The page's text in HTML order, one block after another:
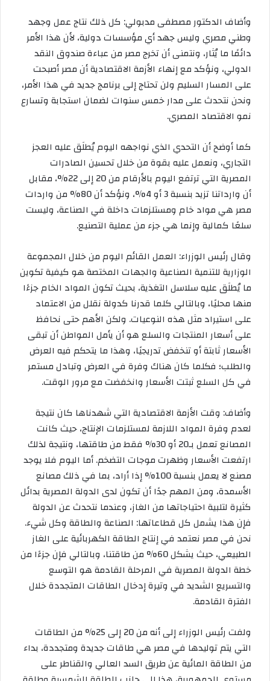
وأضاف الدكتور مصطفى مدبولي: كل ذلك نتاج عمل وجهد
وطني مصري وليس جهد أي مؤسسات دولية، لأن هذا الأمر
دائمًا ما يُثار، ونتمنى أن تخرج مصر من عباءة صندوق النقد
الدولي، ونؤكد مع إنهاء الأزمة الاقتصادية أن مصر أصبحت
على المسار السليم ولن تحتاج إلى برنامج جديد في هذا الأمر،
ونحن نتحدث على مدار خمس سنوات لضمان استجابة وتسارع
نمو الاقتصاد المصري.
كما أوضح أن التحدي الذي نواجهه اليوم يُطلَق عليه العجز
التجاري، ونعمل عليه بقوة من خلال تحسين الصادرات
المصرية التي ترتفع اليوم بالأرقام من 20 إلى 22%، مقابل
أن وارداتنا تزيد بنسبة 3 أو 4%، ونؤكد أن 80% من واردات
مصر هي مواد خام ومستلزمات داخلة في الصناعة، وليست
سلعًا كمالية وإنما هي جزء من عملية التصنيع.
وقال رئيس الوزراء: العمل القائم اليوم من خلال المجموعة
الوزارية للتنمية الصناعية والجهات المختصة هو كيفية تكوين
ما يُطلَق عليه سلاسل التغذية، بحيث تكون المواد الخام جزءًا
منها محليًا، وبالتالي كلما قدرنا كدولة نقلل من الاعتماد
على استيراد مثل هذه النوعيات. ولكن الأهم حتى نحافظ
على أسعار المنتجات والسلع هو أن يأمل المواطن أن تبقى
الأسعار ثابتة أو تنخفض تدريجيًا، وهذا ما يتحكم فيه العرض
والطلب؛ فكلما كان هناك وفرة في العرض وتبادل مستمر
في كل السلع ثبتت الأسعار وانخفضت مع مرور الوقت.
وأضاف: وقت الأزمة الاقتصادية التي شهدناها كان نتيجة
لعدم وفرة المواد اللازمة لمستلزمات الإنتاج، حيث كانت
المصانع تعمل بـ20 أو 30% فقط من طاقتها، ونتيجة لذلك
ارتفعت الأسعار وظهرت موجات التضخم. أما اليوم فلا يوجد
مصنع لا يعمل بنسبة 100% إذا أراد، بما في ذلك مصانع
الأسمدة، ومن المهم جدًا أن تكون لدى الدولة المصرية بدائل
كثيرة لتلبية احتياجاتها من الغاز، وعندما نتحدث عن الدولة
فإن هذا يشمل كل قطاعاتها: الصناعة والطاقة وكل شيء.
نحن في مصر نعتمد في إنتاج الطاقة الكهربائية على الغاز
الطبيعي، حيث يشكل 60% من طاقتنا، وبالتالي فإن جزءًا من
خطة الدولة المصرية في المرحلة القادمة هو التوسع
والتسريع الشديد في وتيرة إدخال الطاقات المتجددة خلال
الفترة القادمة.
ولفت رئيس الوزراء إلى أنه من 20 إلى 25% من الطاقات
التي يتم توليدها في مصر هي طاقات جديدة ومتجددة، بداء
من الطاقة المائية عن طريق السد العالي والقناطر على